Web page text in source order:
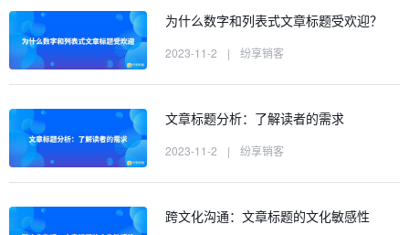
为什么数字和列表式文章标题受欢迎？
2023-11-2 | 纷享销客
文章标题分析：了解读者的需求
2023-11-2 | 纷享销客
跨文化沟通：文章标题的文化敏感性